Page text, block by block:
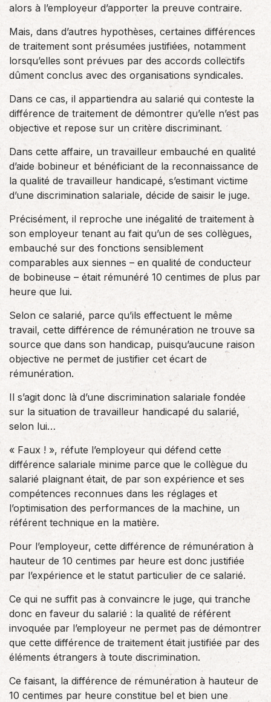
alors à l’employeur d’apporter la preuve contraire.
Mais, dans d’autres hypothèses, certaines différences
de traitement sont présumées justifiées, notamment
lorsqu’elles sont prévues par des accords collectifs
dûment conclus avec des organisations syndicales.
Dans ce cas, il appartiendra au salarié qui conteste la
différence de traitement de démontrer qu’elle n’est pas
objective et repose sur un critère discriminant.
Dans cette affaire, un travailleur embauché en qualité
d’aide bobineur et bénéficiant de la reconnaissance de
la qualité de travailleur handicapé, s’estimant victime
d’une discrimination salariale, décide de saisir le juge.
Précisément, il reproche une inégalité de traitement à
son employeur tenant au fait qu’un de ses collègues,
embauché sur des fonctions sensiblement
comparables aux siennes – en qualité de conducteur
de bobineuse – était rémunéré 10 centimes de plus par
heure que lui.
Selon ce salarié, parce qu’ils effectuent le même
travail, cette différence de rémunération ne trouve sa
source que dans son handicap, puisqu’aucune raison
objective ne permet de justifier cet écart de
rémunération.
Il s’agit donc là d’une discrimination salariale fondée
sur la situation de travailleur handicapé du salarié,
selon lui…
« Faux ! », réfute l’employeur qui défend cette
différence salariale minime parce que le collègue du
salarié plaignant était, de par son expérience et ses
compétences reconnues dans les réglages et
l’optimisation des performances de la machine, un
référent technique en la matière.
Pour l’employeur, cette différence de rémunération à
hauteur de 10 centimes par heure est donc justifiée
par l’expérience et le statut particulier de ce salarié.
Ce qui ne suffit pas à convaincre le juge, qui tranche
donc en faveur du salarié : la qualité de référent
invoquée par l’employeur ne permet pas de démontrer
que cette différence de traitement était justifiée par des
éléments étrangers à toute discrimination.
Ce faisant, la différence de rémunération à hauteur de
10 centimes par heure constitue bel et bien une